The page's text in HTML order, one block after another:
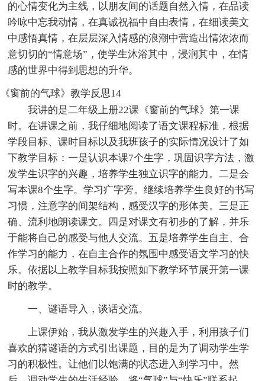
的心情变化为主线，以朋友间的话题自然入情，在品读
吟咏中忘我动情，在真诚祝福中自由表情，在细读美文
中感悟真情，在层层深入情感的浪潮中营造出情浓浓而
意切切的“情意场”，使学生沐浴其中，浸润其中，在情
感的世界中得到思想的升华。
《窗前的气球》教学反思14
我讲的是二年级上册22课《窗前的气球》第一课
时。在讲课之前，我仔细地阅读了语文课程标准，根据
学段目标、课时目标以及我班孩子的实际情况设计了如
下教学目标：一是认识本课7个生字，巩固识字方法，激
发学生识字的兴趣，培养学生独立识字的能力。二是会
写本课8个生字。学习疒字旁。继续培养学生良好的书写
习惯，注意字的间架结构，感受汉字的形体美。三是正
确、流利地朗读课文。四是对课文有初步的了解，并乐
于能将自己的感受与他人交流。五是培养学生自主、合
作学习的能力，在自主合作的氛围中感受语文学习的快
乐。依据以上教学目标我按照如下教学环节展开第一课
时的教学。
一、谜语导入，谈话交流。
上课伊始，我从激发学生的兴趣入手，利用孩子们
喜欢的猜谜语的方式引出课题，目的是为了调动学生学
习的积极性。让他们以饱满的状态进入到学习中。然